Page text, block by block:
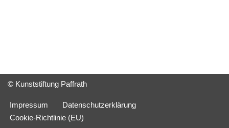
© Kunststiftung Paffrath
Impressum
Datenschutzerklärung
Cookie-Richtlinie (EU)